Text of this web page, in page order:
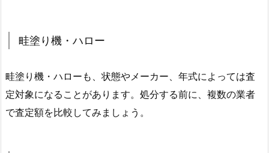
畦塗り機・ハロー
畦塗り機・ハローも、状態やメーカー、年式によっては査
定対象になることがあります。処分する前に、複数の業者
で査定額を比較してみましょう。